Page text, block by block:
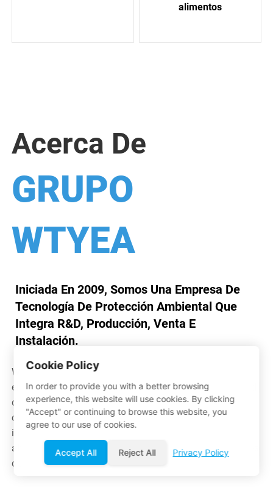
alimentos
Acerca De
GRUPO
WTYEA
Iniciada En 2009, Somos Una Empresa De
Tecnología De Protección Ambiental Que
Integra R&D, Producción, Venta E
Instalación.
WTEYA Environmental Technology Co., Ltd. es una
empresa del grupo con sede en Tianan Cyber City, ciudad
de Dongguan, provincia de Guangdong. Estamos
comprometidos a proporcionar el equipo de fluidos
inteligente líder en el mundo, con tecnología avanzada y
alta-Servicio de calidad, hemos ganado elogios unánimes
de más de 1.000 clientes.
Cookie Policy
In order to provide you with a better browsing
experience, this website will use cookies. By clicking
"Accept" or continuing to browse this website, you
agree to our use of cookies.
Accept All Reject All Privacy Policy